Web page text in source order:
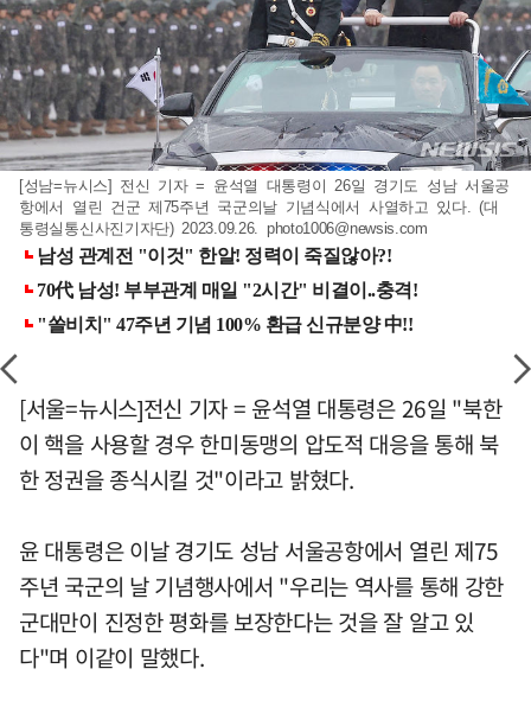
[성남=뉴시스] 전신 기자 = 윤석열 대통령이 26일 경기도 성남 서울공
항에서 열린 건군 제75주년 국군의날 기념식에서 사열하고 있다. (대
통령실통신사진기자단) 2023.09.26. photo1006@newsis.com
[서울=뉴시스]전신 기자 = 윤석열 대통령은 26일 "북한
이 핵을 사용할 경우 한미동맹의 압도적 대응을 통해 북
한 정권을 종식시킬 것"이라고 밝혔다.
윤 대통령은 이날 경기도 성남 서울공항에서 열린 제75
주년 국군의 날 기념행사에서 "우리는 역사를 통해 강한
군대만이 진정한 평화를 보장한다는 것을 잘 알고 있
다"며 이같이 말했다.